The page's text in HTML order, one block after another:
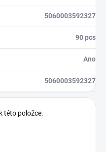
5060003592327
90 pcs
Ano
5060003592327
této položce.